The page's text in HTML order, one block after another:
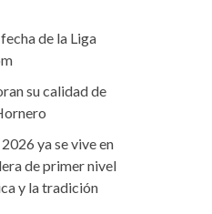
de la Liga
su calidad de
ya se vive en
de primer nivel
y la tradición